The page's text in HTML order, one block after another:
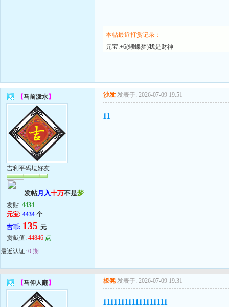
本帖最近打赏记录：
元宝:+6(蝴蝶梦)我是财神
【马前泼水】
吉利平码坛好友
发帖月入十万不是梦
发贴: 4434
元宝: 4434 个
吉币: 135 元
贡献值: 44846 点
最近认证: 0 期
沙发 发表于: 2026-07-09 19:51
11
【马仰人翻 】 板凳 发表于: 2026-07-09 19:31
111111111111111111